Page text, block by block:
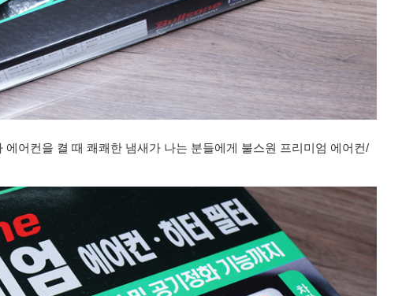
에어컨을 켤 때 쾌쾌한 냄새가 나는 분들에게 불스원 프리미엄 에어컨/